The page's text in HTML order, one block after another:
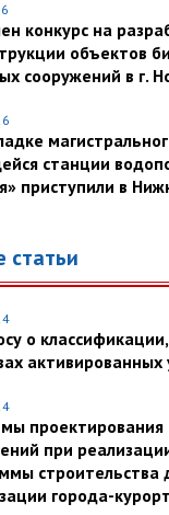
конкурс на
объектов
сооружений в г.
станции
приступили в
статьи
о
активированных
проектирования
при
строительства
города-